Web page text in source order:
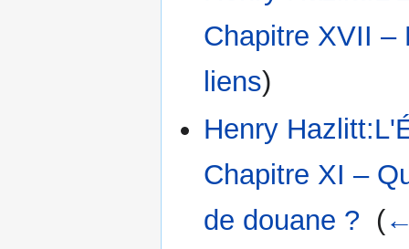
Chapitre XVII –
liens)
Henry
Chapitre XI –
de douane ? (